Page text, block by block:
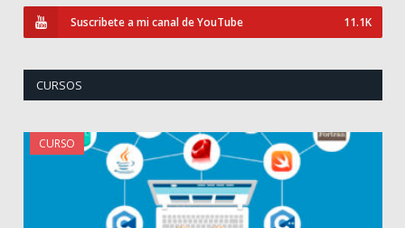
Suscribete a mi canal de YouTube 11.1K
CURSOS
CURSO